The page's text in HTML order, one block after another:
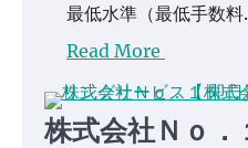
最低水準（最低手数
Read More
株式会社Ｎｏ